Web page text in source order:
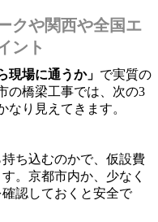
クや関西や全国エ
ント
現場に通うか」 で実質の
の橋梁工事では、次の3
なり見えてきます。
ち込むのかで、仮設費
。京都市内か、少なく
認しておくと安全で